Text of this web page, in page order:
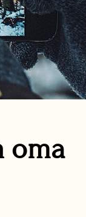
oma